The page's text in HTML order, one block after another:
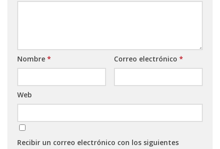
Nombre * Correo electrónico *
Web
Recibir un correo electrónico con los siguientes